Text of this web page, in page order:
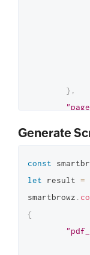
} ,
Generate
const
let result =
smartbrowz .
{